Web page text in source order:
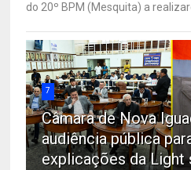
do 20º BPM (Mesquita) a
7
Câmara de Nova
audiência pública
explicações da Light